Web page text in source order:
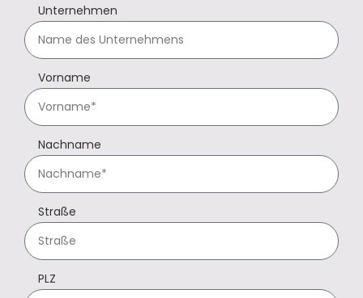
Unternehmen
Vorname
Nachname
Straße
PLZ